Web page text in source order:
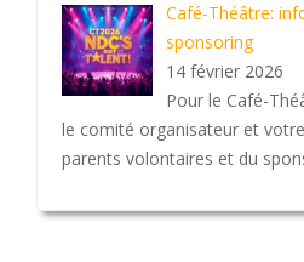
Café-Théâtre:
sponsoring
14 février 2026
Pour le Café-
le comité organisateur et
parents volontaires et du